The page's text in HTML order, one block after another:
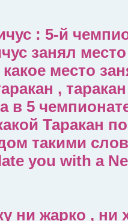
: 5-й
занял
какое место
,
в 5
Таракан
такими
you with a
ни жарко , ни